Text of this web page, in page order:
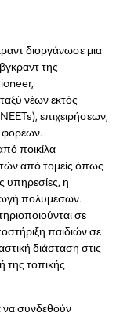
διοργάνωσε μια
της
νέων εκτός
επιχειρήσεων,
ποικίλα
από τομείς όπως
υπηρεσίες, η
πολυμέσων.
σε
παιδιών σε
διάσταση στις
της τοπικής
να συνδεθούν